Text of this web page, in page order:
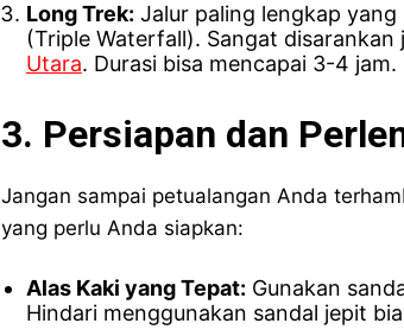
Long Trek: Jalur paling lengkap yang
(Triple Waterfall). Sangat
Utara. Durasi bisa mencapai 3-4 jam.
3. Persiapan dan
Jangan sampai petualangan Anda
yang perlu Anda siapkan:
Alas Kaki yang Tepat: Gunakan
Hindari menggunakan sandal jepit